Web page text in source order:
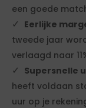
een goede
Eerlijke
tweede jaar
verlaagd naar
Supersnelle
heeft voldaan
uur op je